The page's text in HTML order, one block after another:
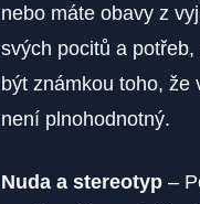
nebo máte obavy z
svých pocitů a potřeb,
být známkou toho, že
není plnohodnotný.
Nuda a stereotyp –